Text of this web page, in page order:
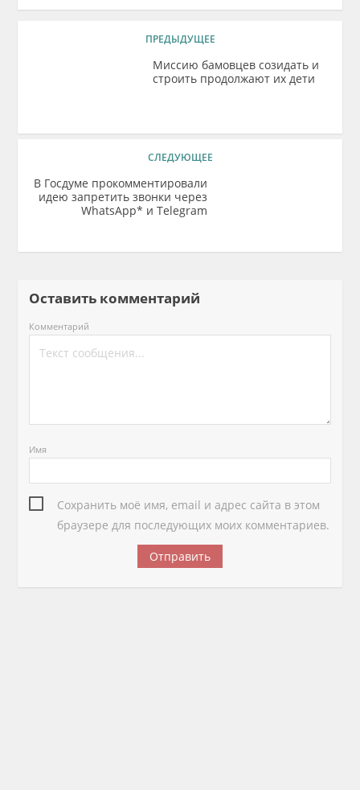
ПРЕДЫДУЩЕЕ
Миссию бамовцев созидать и
строить продолжают их дети
СЛЕДУЮЩЕЕ
В Госдуме прокомментировали
идею запретить звонки через
WhatsApp* и Telegram
Оставить комментарий
Комментарий
Имя
Сохранить моё имя, email и адрес сайта в этом
браузере для последующих моих комментариев.